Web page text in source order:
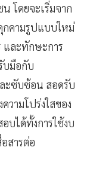
โดยจะเริ่มจาก
กคามรูปแบบใหม่​
และทักษะการ
บมือกับ
ะซับซ้อน สอดรับ
วามโปร่งใสของ
อบได้ทั้งการใช้งบ
สารต่อ